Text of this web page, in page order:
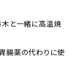
木と一緒に高温焼
腸薬の代わりに使